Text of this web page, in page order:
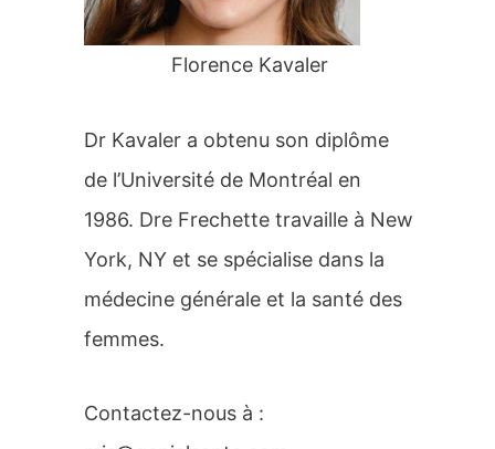
:
Florence Kavaler
Dr Kavaler a obtenu son diplôme
de l’Université de Montréal en
1986. Dre Frechette travaille à New
York, NY et se spécialise dans la
médecine générale et la santé des
femmes.
Contactez-nous à :